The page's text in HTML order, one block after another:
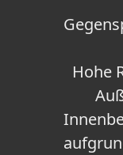
Hohe